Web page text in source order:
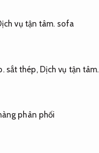
vụ tận tâm. sofa
sắt thép, Dịch vụ tận tâm.
phân phối